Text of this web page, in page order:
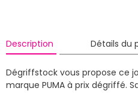
Description Détails du
Dégriffstock vous propose ce
marque PUMA à prix dégriffé.